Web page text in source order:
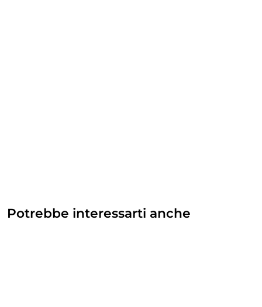
Potrebbe interessarti anche